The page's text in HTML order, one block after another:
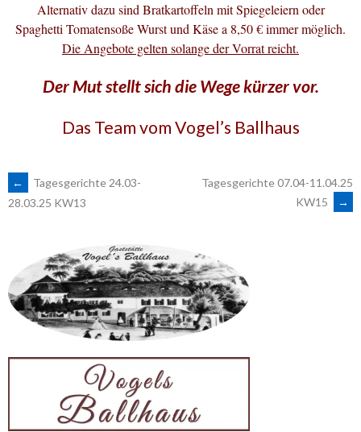
Alternativ dazu sind Bratkartoffeln mit Spiegeleiern oder
Spaghetti Tomatensoße Wurst und Käse a 8,50 € immer möglich.
Die Angebote gelten solange der Vorrat reicht.
Der Mut stellt sich die Wege kürzer vor.
Das Team vom Vogel’s Ballhaus
ARTIKEL-
NAVIGATION
←
Tagesgerichte 24.03-
28.03.25 KW13
Tagesgerichte 07.04-11.04.25
KW15
→